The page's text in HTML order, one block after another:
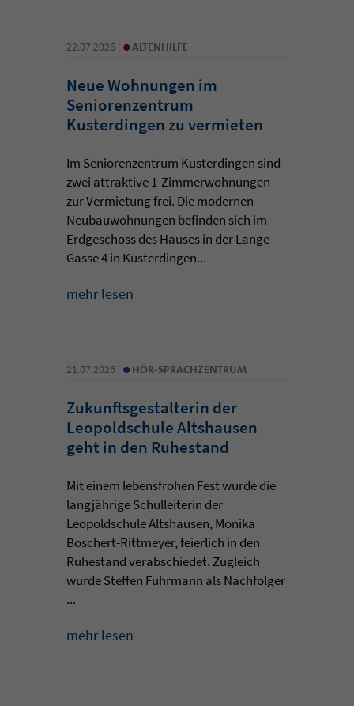
22.07.2026 | • ALTENHILFE
Neue Wohnungen im
Seniorenzentrum
Kusterdingen zu vermieten
Im Seniorenzentrum Kusterdingen sind
zwei attraktive 1-Zimmerwohnungen
zur Vermietung frei. Die modernen
Neubauwohnungen befinden sich im
Erdgeschoss des Hauses in der Lange
Gasse 4 in Kusterdingen...
mehr lesen
21.07.2026 | • HÖR-SPRACHZENTRUM
Zukunftsgestalterin der
Leopoldschule Altshausen
geht in den Ruhestand
Mit einem lebensfrohen Fest wurde die
langjährige Schulleiterin der
Leopoldschule Altshausen, Monika
Boschert-Rittmeyer, feierlich in den
Ruhestand verabschiedet. Zugleich
wurde Steffen Fuhrmann als Nachfolger
...
mehr lesen